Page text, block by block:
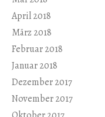
April 2018
März 2018
Februar 2018
Januar 2018
Dezember 2017
November 2017